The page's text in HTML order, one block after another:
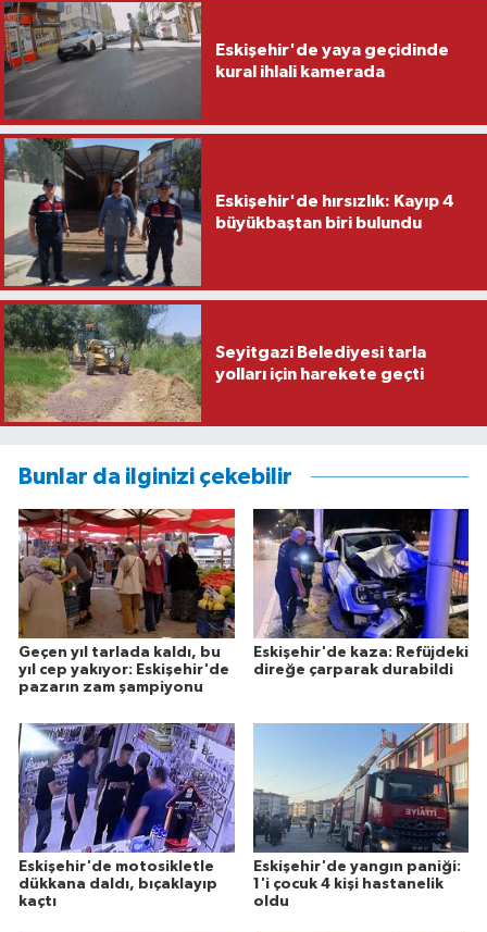
Eskişehir'de yaya geçidinde
kural ihlali kamerada
Eskişehir'de hırsızlık: Kayıp 4
büyükbaştan biri bulundu
Seyitgazi Belediyesi tarla
yolları için harekete geçti
Bunlar da ilginizi çekebilir
Geçen yıl tarlada kaldı, bu
yıl cep yakıyor: Eskişehir'de
pazarın zam şampiyonu
Eskişehir'de kaza: Refüjdeki
direğe çarparak durabildi
Eskişehir'de motosikletle
dükkana daldı, bıçaklayıp
kaçtı
Eskişehir'de yangın paniği:
1'i çocuk 4 kişi hastanelik
oldu